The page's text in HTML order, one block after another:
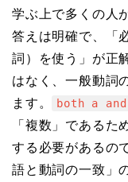
学ぶ上で多くの人
答えは明確で、「
詞）を使う」が正
はなく、一般動詞
ます。
both a
「複数」であるた
する必要があるの
語と動詞の一致」